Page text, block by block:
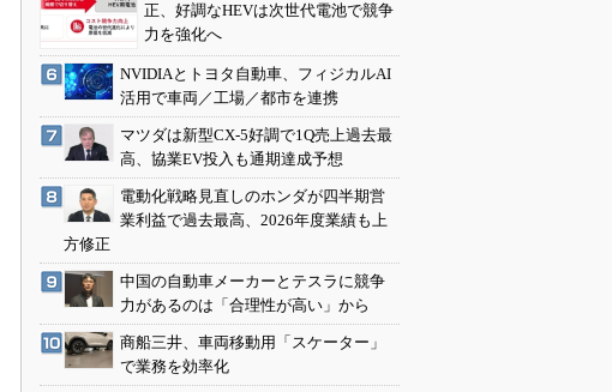
正、好調なHEVは次世代電池で競争
力を強化へ
NVIDIAとトヨタ自動車、フィジカルAI
活用で車両／工場／都市を連携
マツダは新型CX-5好調で1Q売上過去最
高、協業EV投入も通期達成予想
電動化戦略見直しのホンダが四半期営
業利益で過去最高、2026年度業績も上
方修正
中国の自動車メーカーとテスラに競争
力があるのは「合理性が高い」から
商船三井、車両移動用「スケーター」
で業務を効率化